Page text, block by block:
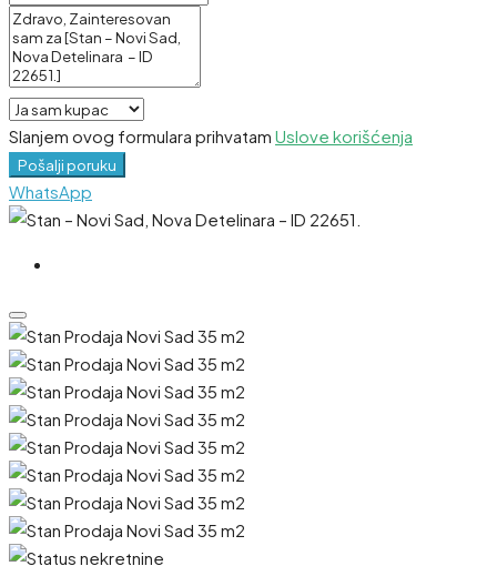
Slanjem ovog formulara prihvatam Uslove korišćenja
Pošalji poruku
WhatsApp